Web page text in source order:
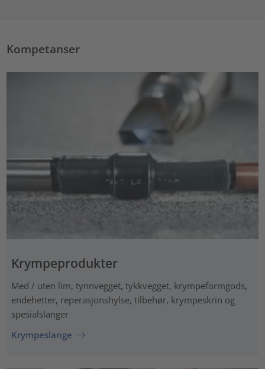
Kompetanser
Krympeprodukter
Med / uten lim, tynnvegget, tykkvegget, krympeformgods,
endehetter, reperasjonshylse, tilbehør, krympeskrin og
spesialslanger
Krympeslange